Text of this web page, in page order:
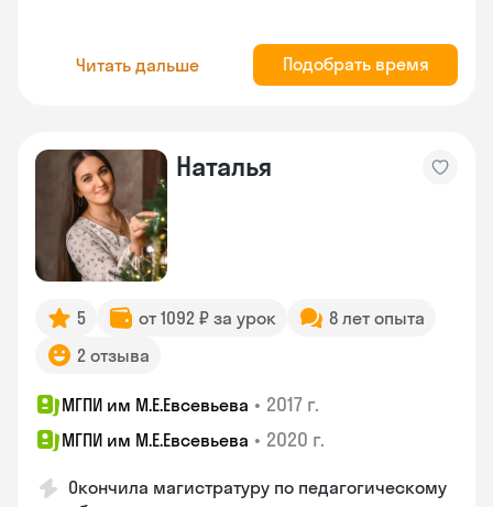
Читать дальше Подобрать время
Наталья
5 от 1092 ₽ за урок
8 лет опыта
2 отзыва
МГПИ им М.Е.Евсевьева • 2017 г.
МГПИ им М.Е.Евсевьева • 2020 г.
Окончила магистратуру по педагогическому